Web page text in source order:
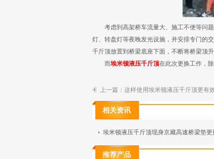
考虑到高架桥车流量大、施工不便等问题
灯、转盘灯等夜晚发光设施，并安排专门的
千斤顶放置到桥梁底座下面，不断将桥梁顶
而埃米顿液压千斤顶在此次更换工作，
上一篇： 这样使用埃米顿液压千斤顶更有
相关资讯
埃米顿液压千斤顶现身京藏高速桥梁垫更
推荐产品